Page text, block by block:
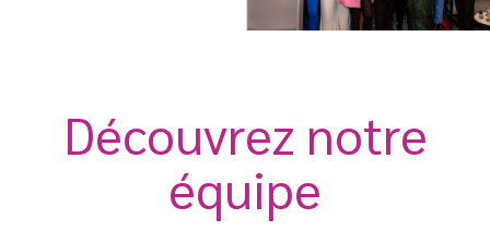
Découvrez notre
équipe